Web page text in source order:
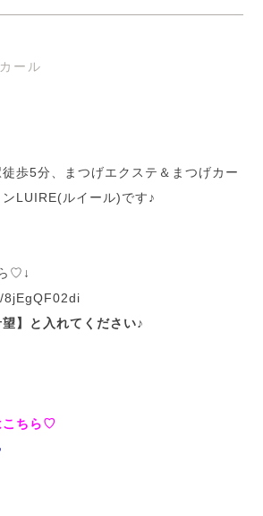
ール
歩5分、まつげエクステ＆まつげカー
LUIRE(ルイール)です♪
♡↓
】と入れてください♪
こちら♡